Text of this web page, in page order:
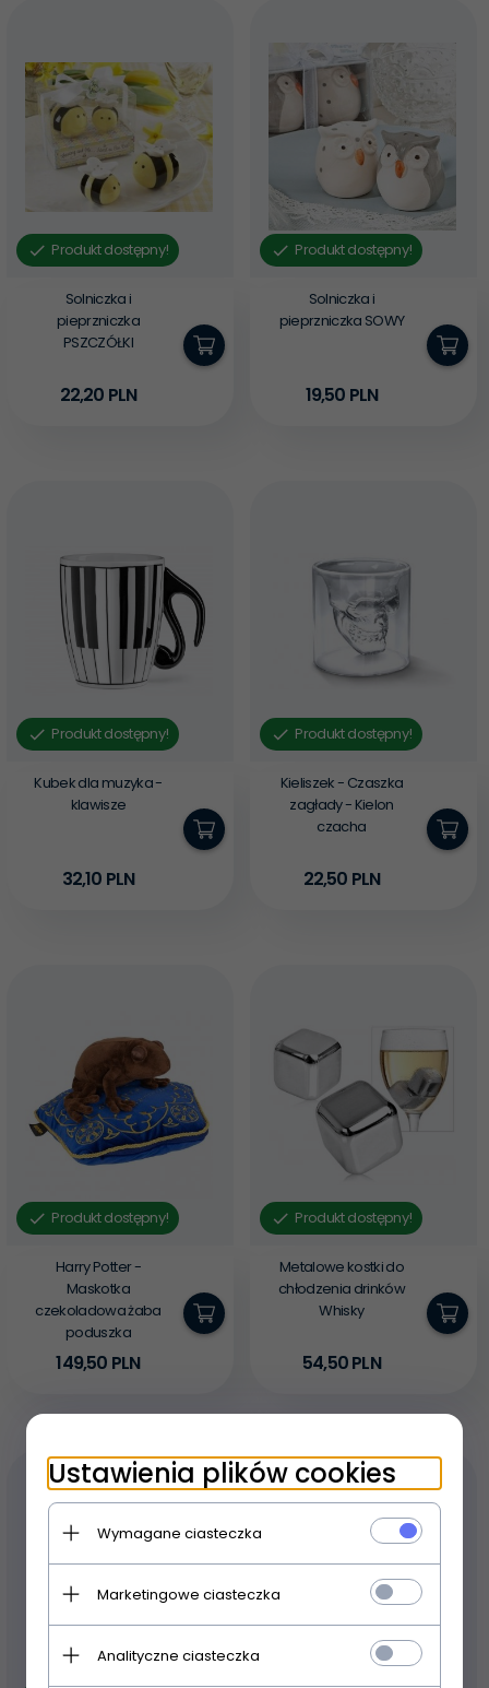
Produkt dostępny!
Solniczka i
pieprzniczka
PSZCZÓŁKI
22,20 PLN
Produkt dostępny!
Solniczka i
pieprzniczka SOWY
19,50 PLN
Produkt dostępny!
Kubek dla muzyka -
klawisze
32,10 PLN
Produkt dostępny!
Kieliszek - Czaszka
zagłady - Kielon
czacha
22,50 PLN
Produkt dostępny!
Harry Potter -
Maskotka
czekoladowa żaba
poduszka
149,50 PLN
Produkt dostępny!
Metalowe kostki do
chłodzenia drinków
Whisky
54,50PLN
Ustawienia plików cookies
Wymagane ciasteczka
Marketingowe ciasteczka
Analityczne ciasteczka